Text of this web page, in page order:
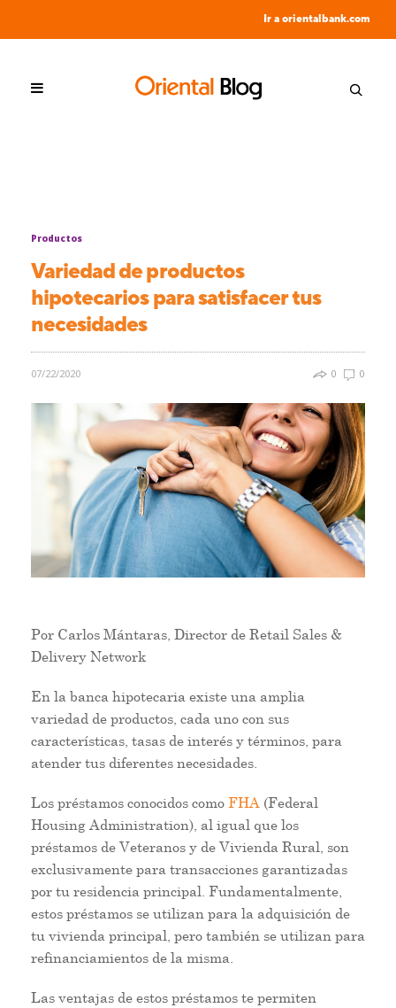
Ir a orientalbank.com
Productos
Variedad de productos
hipotecarios para satisfacer tus
necesidades
07/22/2020 0 0
Por Carlos Mántaras, Director de Retail Sales &
Delivery Network
En la banca hipotecaria existe una amplia
variedad de productos, cada uno con sus
características, tasas de interés y términos, para
atender tus diferentes necesidades.
Los préstamos conocidos como FHA (Federal
Housing Administration), al igual que los
préstamos de Veteranos y de Vivienda Rural, son
exclusivamente para transacciones garantizadas
por tu residencia principal. Fundamentalmente,
estos préstamos se utilizan para la adquisición de
tu vivienda principal, pero también se utilizan para
refinanciamientos de la misma.
Las ventajas de estos préstamos te permiten